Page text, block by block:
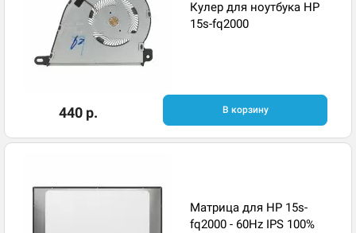
Кулер для ноутбука HP
15s-fq2000
440 р. В корзину
Матрица для HP 15s-
fq2000 - 60Hz IPS 100%